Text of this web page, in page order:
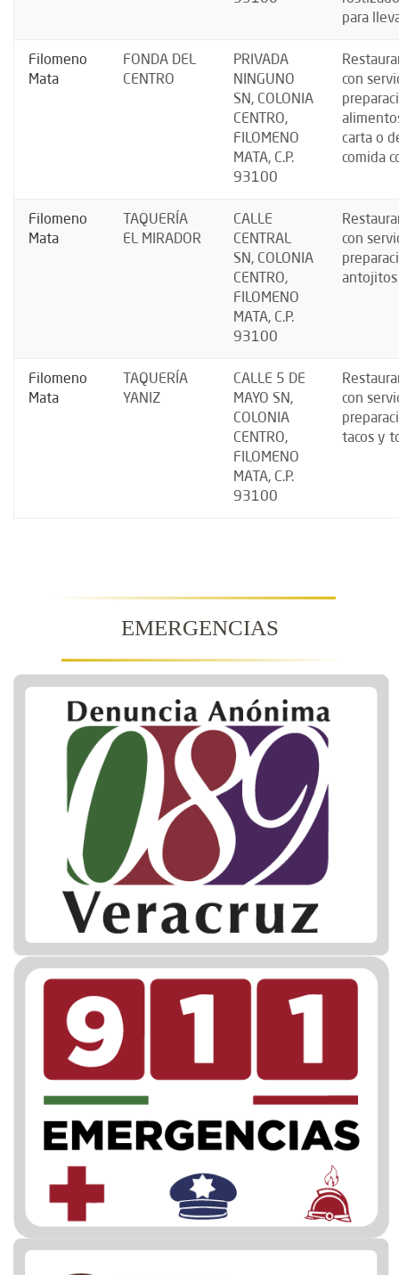
para
Filomeno
Mata
FONDA DEL
CENTRO
PRIVADA
NINGUNO
SN, COLONIA
CENTRO,
FILOMENO
MATA, C.P.
93100
con
carta o
comida
Filomeno
Mata
TAQUERÍA
EL MIRADOR
CALLE
CENTRAL
SN, COLONIA
CENTRO,
FILOMENO
MATA, C.P.
93100
con
antojitos
Filomeno
Mata
TAQUERÍA
YANIZ
CALLE 5 DE
MAYO SN,
COLONIA
CENTRO,
FILOMENO
MATA, C.P.
93100
con
tacos y
EMERGENCIAS